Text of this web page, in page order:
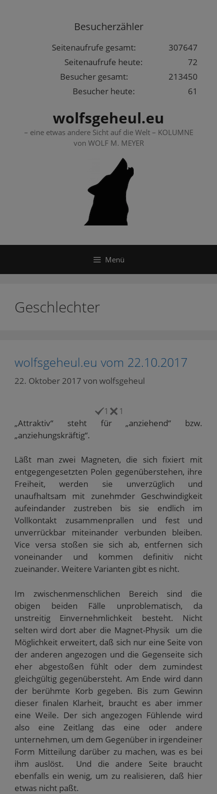
Besucherzähler
307647
Seitenaufrufe gesamt:
72
Seitenaufrufe heute:
213450
Besucher gesamt:
61
Besucher heute:
wolfsgeheul.eu
– eine etwas andere Sicht auf die Welt – KOLUMNE
von WOLF M. MEYER
Menü
Geschlechter
wolfsgeheul.eu vom 22.10.2017
22. Oktober 2017 von wolfsgeheul
1 1
„Attraktiv“ steht für „anziehend“ bzw.
„anziehungskräftig“.
Läßt man zwei Magneten, die sich fixiert mit
entgegengesetzten Polen gegenüberstehen, ihre
Freiheit, werden sie unverzüglich und
unaufhaltsam mit zunehmder Geschwindigkeit
aufeindander zustreben bis sie endlich im
Vollkontakt zusammenprallen und fest und
unverrückbar miteinander verbunden bleiben.
Vice versa stoßen sie sich ab, entfernen sich
voneinander und kommen definitiv nicht
zueinander. Weitere Varianten gibt es nicht.
Im zwischenmenschlichen Bereich sind die
obigen beiden Fälle unproblematisch, da
unstreitig Einvernehmlichkeit besteht. Nicht
selten wird dort aber die Magnet-Physik um die
Möglichkeit erweitert, daß sich nur eine Seite von
der anderen angezogen und die Gegenseite sich
eher abgestoßen fühlt oder dem zumindest
gleichgültig gegenübersteht. Am Ende wird dann
der berühmte Korb gegeben. Bis zum Gewinn
dieser finalen Klarheit, braucht es aber immer
eine Weile. Der sich angezogen Fühlende wird
also eine Zeitlang das eine oder andere
unternehmen, um dem Gegenüber in irgendeiner
Form Mitteilung darüber zu machen, was es bei
ihm auslöst. Und die andere Seite braucht
ebenfalls ein wenig, um zu realisieren, daß hier
etwas nicht paßt.